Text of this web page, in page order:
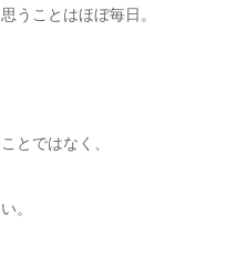
うことはほぼ毎日。
とではなく、
。